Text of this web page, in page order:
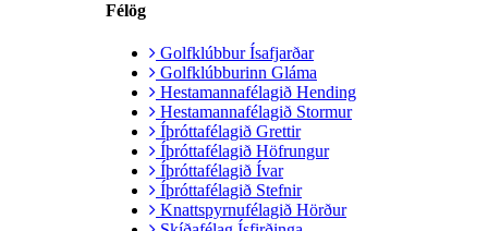
Félög
Golfklúbbur Ísafjarðar
Golfklúbburinn Gláma
Hestamannafélagið Hending
Hestamannafélagið Stormur
Íþróttafélagið Grettir
Íþróttafélagið Höfrungur
Íþróttafélagið Ívar
Íþróttafélagið Stefnir
Knattspyrnufélagið Hörður